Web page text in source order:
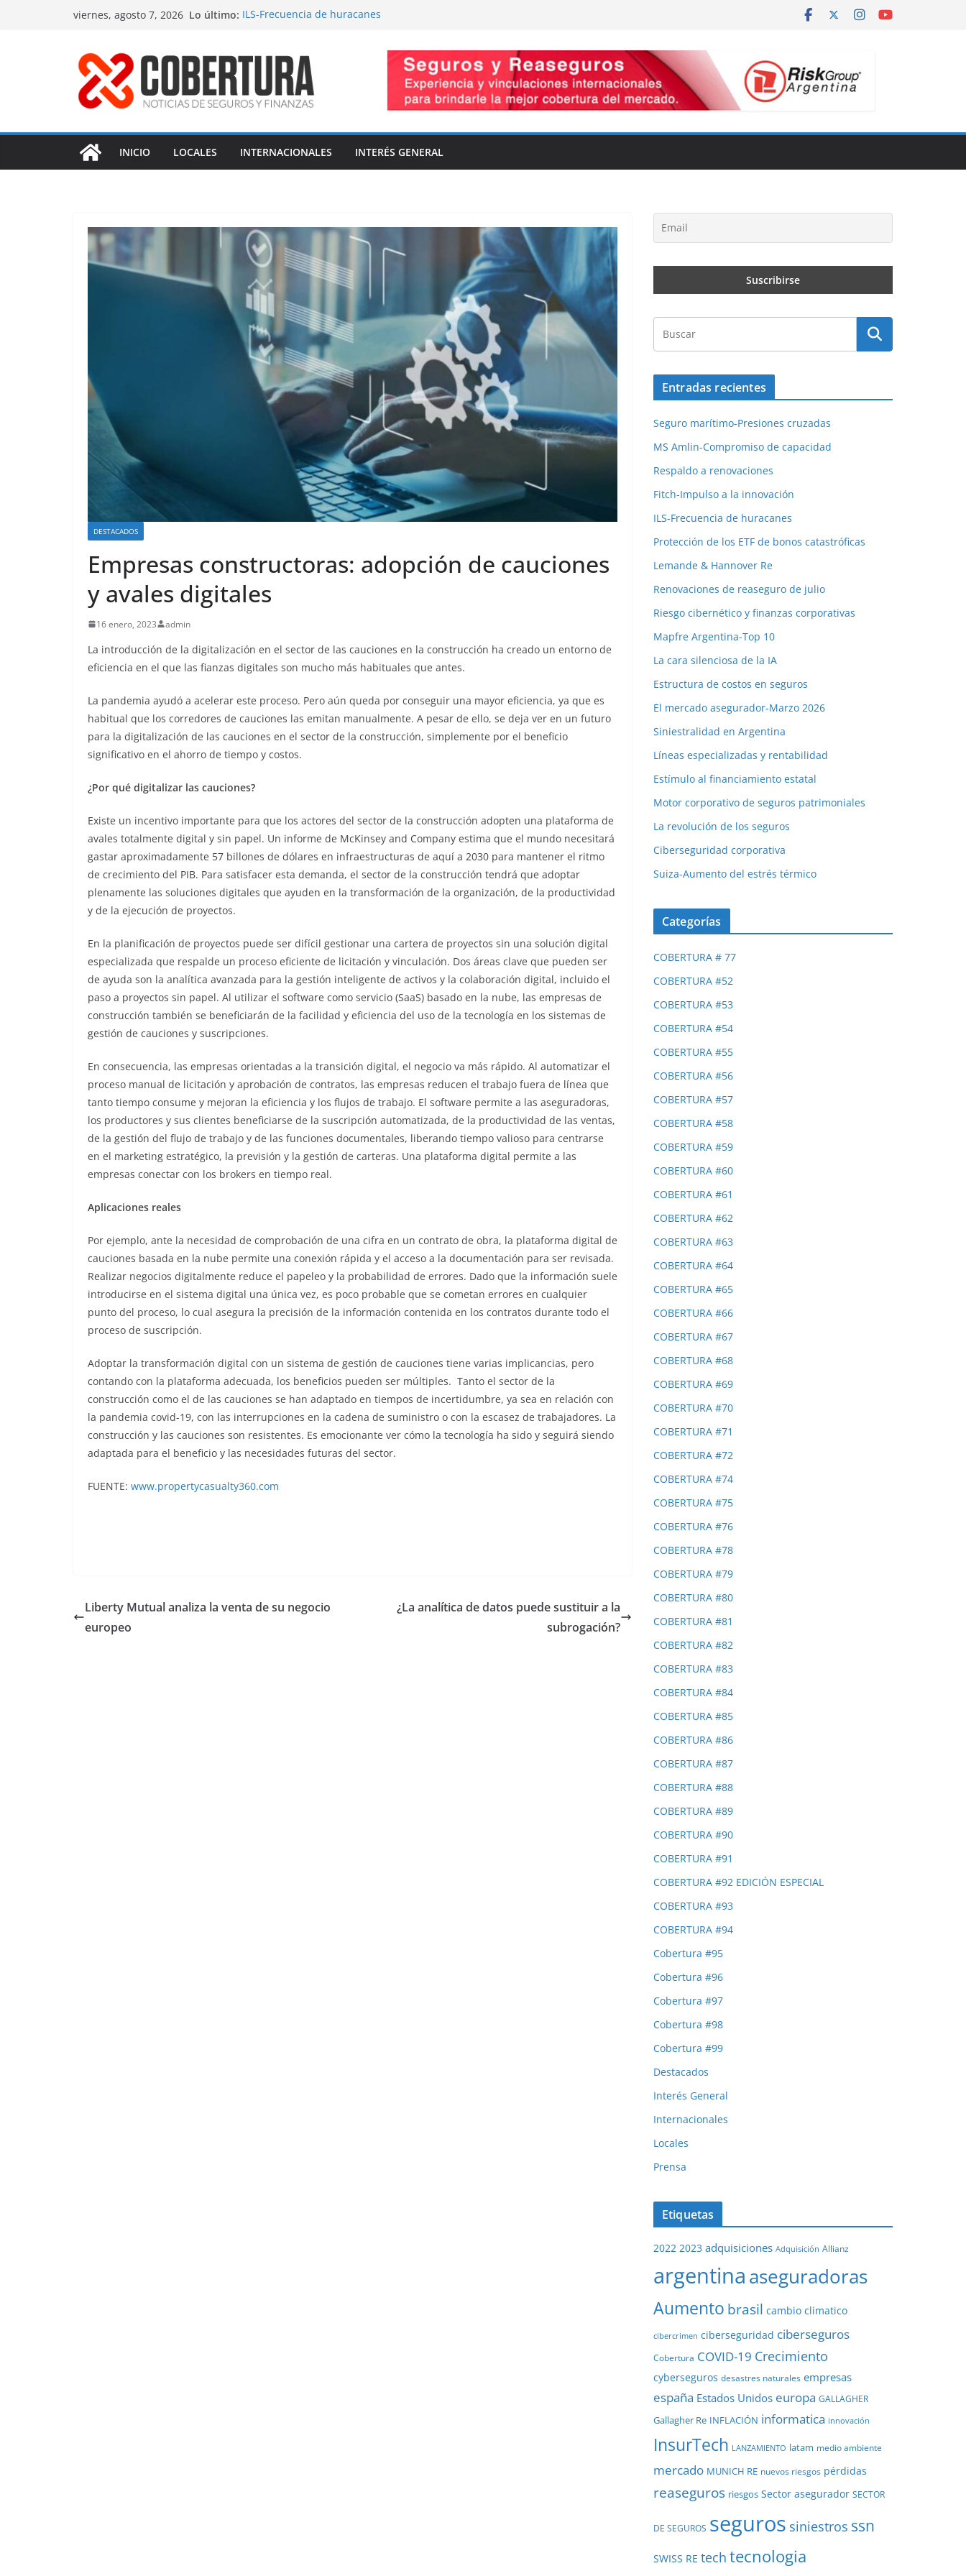
viernes, agosto 7, 2026 Lo último: ILS-Frecuencia de huracanes
Respaldo a renovaciones
Fitch-Impulso a la innovación
INICIO LOCALES INTERNACIONALES INTERÉS GENERAL
DESTACADOS
Empresas constructoras: adopción de cauciones
y avales digitales
16 enero, 2023 admin
La introducción de la digitalización en el sector de las cauciones en la construcción ha creado un entorno de
eficiencia en el que las fianzas digitales son mucho más habituales que antes.
La pandemia ayudó a acelerar este proceso. Pero aún queda por conseguir una mayor eficiencia, ya que es
habitual que los corredores de cauciones las emitan manualmente. A pesar de ello, se deja ver en un futuro
para la digitalización de las cauciones en el sector de la construcción, simplemente por el beneficio
significativo en el ahorro de tiempo y costos.
¿Por qué digitalizar las cauciones?
Existe un incentivo importante para que los actores del sector de la construcción adopten una plataforma de
avales totalmente digital y sin papel. Un informe de McKinsey and Company estima que el mundo necesitará
gastar aproximadamente 57 billones de dólares en infraestructuras de aquí a 2030 para mantener el ritmo
de crecimiento del PIB. Para satisfacer esta demanda, el sector de la construcción tendrá que adoptar
plenamente las soluciones digitales que ayuden en la transformación de la organización, de la productividad
y de la ejecución de proyectos.
En la planificación de proyectos puede ser difícil gestionar una cartera de proyectos sin una solución digital
especializada que respalde un proceso eficiente de licitación y vinculación. Dos áreas clave que pueden ser
de ayuda son la analítica avanzada para la gestión inteligente de activos y la colaboración digital, incluido el
paso a proyectos sin papel. Al utilizar el software como servicio (SaaS) basado en la nube, las empresas de
construcción también se beneficiarán de la facilidad y eficiencia del uso de la tecnología en los sistemas de
gestión de cauciones y suscripciones.
En consecuencia, las empresas orientadas a la transición digital, el negocio va más rápido. Al automatizar el
proceso manual de licitación y aprobación de contratos, las empresas reducen el trabajo fuera de línea que
tanto tiempo consume y mejoran la eficiencia y los flujos de trabajo. El software permite a las aseguradoras,
los productores y sus clientes beneficiarse de la suscripción automatizada, de la productividad de las ventas,
de la gestión del flujo de trabajo y de las funciones documentales, liberando tiempo valioso para centrarse
en el marketing estratégico, la previsión y la gestión de carteras. Una plataforma digital permite a las
empresas conectar con los brokers en tiempo real.
Aplicaciones reales
Por ejemplo, ante la necesidad de comprobación de una cifra en un contrato de obra, la plataforma digital de
cauciones basada en la nube permite una conexión rápida y el acceso a la documentación para ser revisada.
Realizar negocios digitalmente reduce el papeleo y la probabilidad de errores. Dado que la información suele
introducirse en el sistema digital una única vez, es poco probable que se cometan errores en cualquier
punto del proceso, lo cual asegura la precisión de la información contenida en los contratos durante todo el
proceso de suscripción.
Adoptar la transformación digital con un sistema de gestión de cauciones tiene varias implicancias, pero
contando con la plataforma adecuada, los beneficios pueden ser múltiples. Tanto el sector de la
construcción como el de las cauciones se han adaptado en tiempos de incertidumbre, ya sea en relación con
la pandemia covid-19, con las interrupciones en la cadena de suministro o con la escasez de trabajadores. La
construcción y las cauciones son resistentes. Es emocionante ver cómo la tecnología ha sido y seguirá siendo
adaptada para el beneficio y las necesidades futuras del sector.
FUENTE: www.propertycasualty360.com
Liberty Mutual analiza la venta de su negocio
europeo
¿La analítica de datos puede sustituir a la
subrogación?
Entradas recientes
Seguro marítimo-Presiones cruzadas
MS Amlin-Compromiso de capacidad
Respaldo a renovaciones
Fitch-Impulso a la innovación
ILS-Frecuencia de huracanes
Protección de los ETF de bonos catastróficas
Lemande & Hannover Re
Renovaciones de reaseguro de julio
Riesgo cibernético y finanzas corporativas
Mapfre Argentina-Top 10
La cara silenciosa de la IA
Estructura de costos en seguros
El mercado asegurador-Marzo 2026
Siniestralidad en Argentina
Líneas especializadas y rentabilidad
Estímulo al financiamiento estatal
Motor corporativo de seguros patrimoniales
La revolución de los seguros
Ciberseguridad corporativa
Suiza-Aumento del estrés térmico
Categorías
COBERTURA # 77
COBERTURA #52
COBERTURA #53
COBERTURA #54
COBERTURA #55
COBERTURA #56
COBERTURA #57
COBERTURA #58
COBERTURA #59
COBERTURA #60
COBERTURA #61
COBERTURA #62
COBERTURA #63
COBERTURA #64
COBERTURA #65
COBERTURA #66
COBERTURA #67
COBERTURA #68
COBERTURA #69
COBERTURA #70
COBERTURA #71
COBERTURA #72
COBERTURA #74
COBERTURA #75
COBERTURA #76
COBERTURA #78
COBERTURA #79
COBERTURA #80
COBERTURA #81
COBERTURA #82
COBERTURA #83
COBERTURA #84
COBERTURA #85
COBERTURA #86
COBERTURA #87
COBERTURA #88
COBERTURA #89
COBERTURA #90
COBERTURA #91
COBERTURA #92 EDICIÓN ESPECIAL
COBERTURA #93
COBERTURA #94
Cobertura #95
Cobertura #96
Cobertura #97
Cobertura #98
Cobertura #99
Destacados
Interés General
Internacionales
Locales
Prensa
Etiquetas
2022 2023 adquisiciones Adquisición Allianz
argentinaaseguradoras
Aumento brasil cambio climatico
cibercrimen ciberseguridad ciberseguros
Cobertura COVID-19 Crecimiento
cyberseguros desastres naturales empresas
españa Estados Unidos europa GALLAGHER
Gallagher Re INFLACIÓN informatica innovación
InsurTech LANZAMIENTO latam medio ambiente
mercado MUNICH RE nuevos riesgos pérdidas
reaseguros riesgos Sector asegurador SECTOR
DE SEGUROS seguros siniestros ssn
SWISS RE tech tecnologia